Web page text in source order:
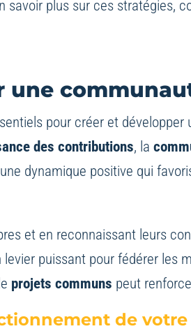
savoir plus sur ces stratégies,
une
pour créer et
des contributions, la
dynamique positive qui
et en reconnaissant leurs
puissant pour fédérer les
projets communs peut
de